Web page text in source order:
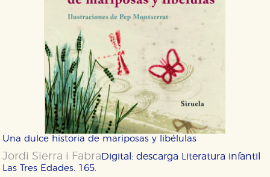
Una dulce historia de mariposas y libélulas
Jordi Sierra i Fabra
Las Tres Edades. 165.
Digital: descarga Literatura infantil